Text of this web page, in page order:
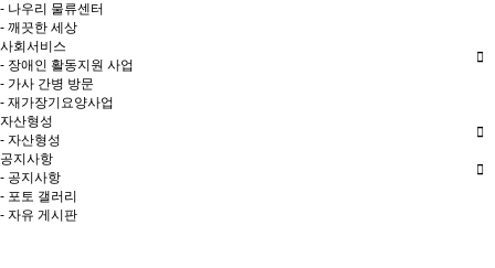
- 나우리 물류센터
- 깨끗한 세상
사회서비스
- 장애인 활동지원 사업
- 가사 간병 방문
- 재가장기요양사업
자산형성
- 자산형성
공지사항
- 공지사항
- 포토 갤러리
- 자유 게시판